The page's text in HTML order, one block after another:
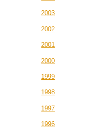
2003
2002
2001
2000
1999
1998
1997
1996